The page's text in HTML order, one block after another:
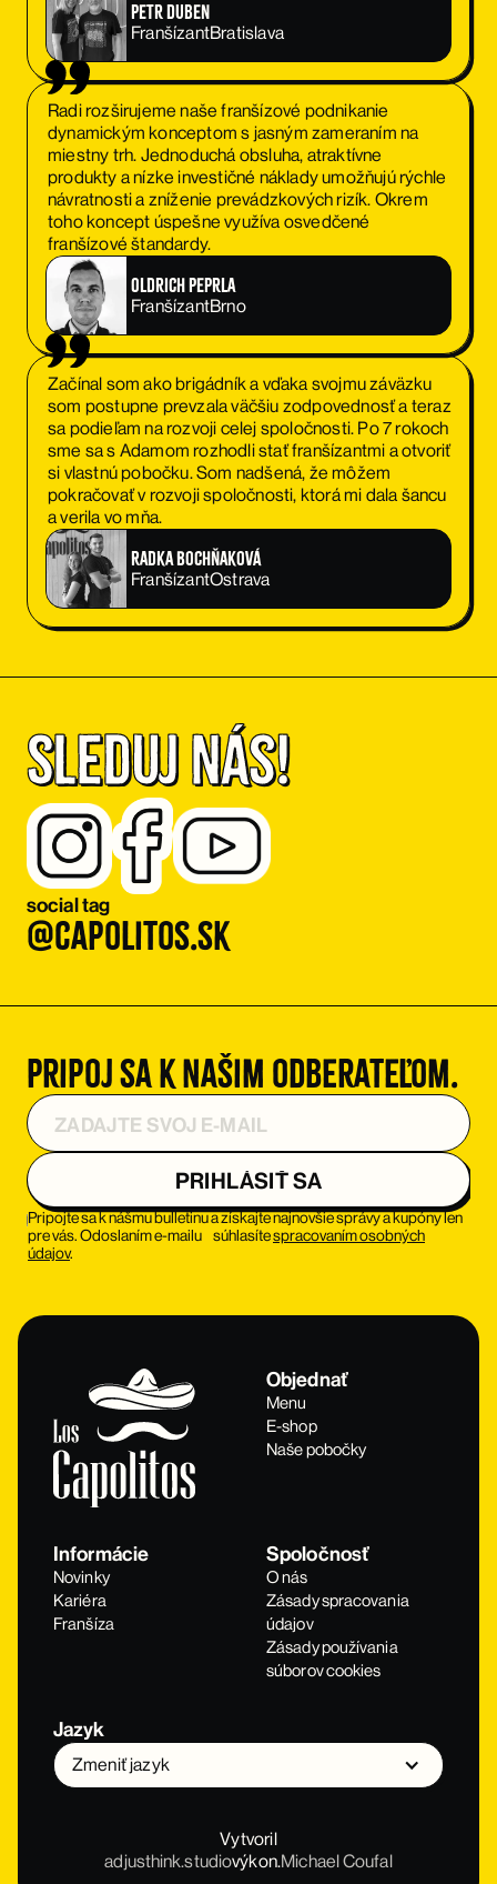
Petr Duben
FranšízantBratislava
Radi rozširujeme naše franšízové podnikanie
dynamickým konceptom s jasným zameraním na
miestny trh. Jednoduchá obsluha, atraktívne
produkty a nízke investičné náklady umožňujú rýchle
návratnosti a zníženie prevádzkových rizík. Okrem
toho koncept úspešne využíva osvedčené
franšízové štandardy.
Oldrich Peprla
FranšízantBrno
Začínal som ako brigádník a vďaka svojmu záväzku
som postupne prevzala väčšiu zodpovednosť a teraz
sa podieľam na rozvoji celej spoločnosti. Po 7 rokoch
sme sa s Adamom rozhodli stať franšízantmi a otvoriť
si vlastnú pobočku. Som nadšená, že môžem
pokračovať v rozvoji spoločnosti, ktorá mi dala šancu
a verila vo mňa.
Radka Bochňaková
FranšízantOstrava
Sleduj nás!
social tag
@capolitos.sk
Pripoj sa k našim odberateľom.
Pripojte sa k nášmu bulletinu a získajte najnovšie správy a kupóny len
pre vás. Odoslaním e-mailu súhlasítespracovaním osobných
údajov.
Objednať
Menu
E-shop
Naše pobočky
Informácie
Novinky
Kariéra
Franšíza
Spoločnosť
O nás
Zásady spracovania
údajov
Zásady používania
súborov cookies
Jazyk
Zmeniť jazyk
Vytvoril
adjusthink.studiovýkon.Michael Coufal